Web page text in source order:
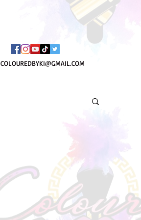
COLOUREDBYKI@GMAIL.COM